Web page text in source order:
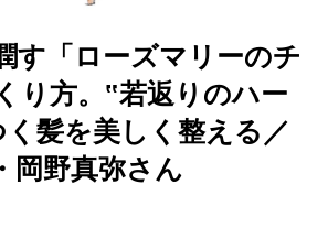
す「ローズマリーのチ
り方。‟若返りのハー
髪を美しく整える／
岡野真弥さん